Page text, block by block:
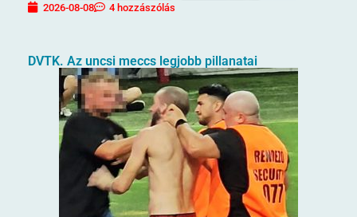
2026-08-08 4 hozzászólás
DVTK. Az uncsi meccs legjobb pillanatai